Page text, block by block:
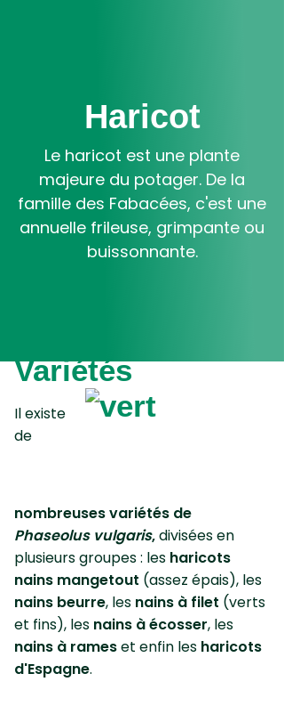
Haricot
Le haricot est une plante
majeure du potager. De la
famille des Fabacées, c'est une
annuelle frileuse, grimpante ou
buissonnante.
Variétés
Il existe
de
nombreuses variétés de
Phaseolus vulgaris,divisées en
plusieurs groupes : les haricots
nains mangetout (assez épais), les
nains beurre, les nains à filet (verts
et fins), les nains à écosser, les
nains à rameset enfin les haricots
d'Espagne.